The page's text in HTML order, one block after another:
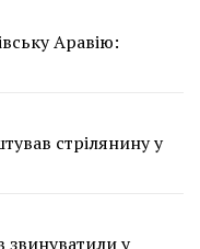
Аравію:
стрілянину у
звинуватили у